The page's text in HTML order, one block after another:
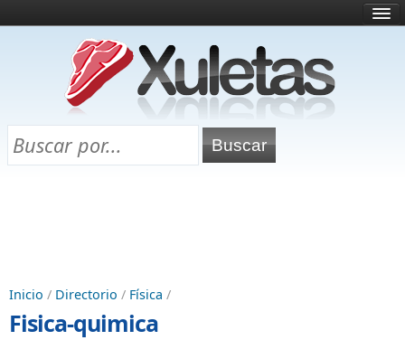
¿Qué es esto?
Directorio
Chuletas para exámenes
Inicio / Directorio / Física /
Fisica-quimica